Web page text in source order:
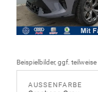
Beispielbilder, ggf.
AUSSENFARBE